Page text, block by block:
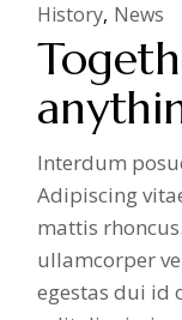
History News
Interdum
Adipiscing
mattis
ullamcorper
egestas dui id